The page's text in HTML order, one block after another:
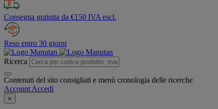
Consegna gratuita da €150 IVA escl.
Reso entro 30 giorni
Ricerca
Contenuti del sito consigliati e menù cronologia delle ricerche
Account Accedi
×